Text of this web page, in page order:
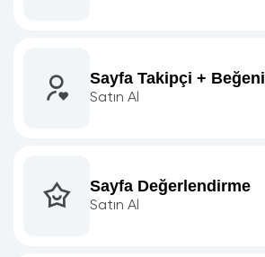
Sayfa Takipçi + Beğeni
Satın Al
Sayfa Değerlendirme
Satın Al